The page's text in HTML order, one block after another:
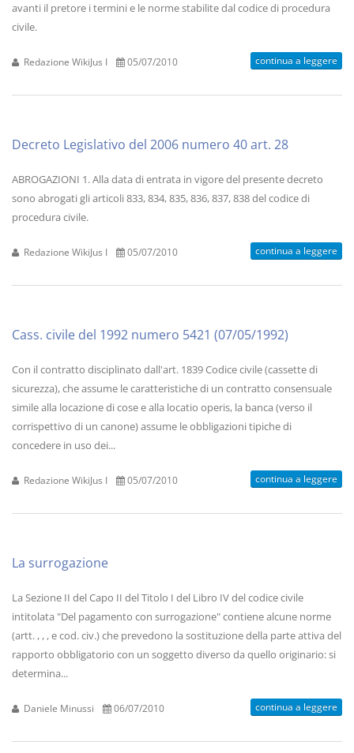
avanti il pretore i termini e le norme stabilite dal codice di procedura
civile.
Redazione WikiJus I 05/07/2010 continua a leggere
Decreto Legislativo del 2006 numero 40 art. 28
ABROGAZIONI 1. Alla data di entrata in vigore del presente decreto
sono abrogati gli articoli 833, 834, 835, 836, 837, 838 del codice di
procedura civile.
Redazione WikiJus I 05/07/2010 continua a leggere
Cass. civile del 1992 numero 5421 (07/05/1992)
Con il contratto disciplinato dall'art. 1839 Codice civile (cassette di
sicurezza), che assume le caratteristiche di un contratto consensuale
simile alla locazione di cose e alla locatio operis, la banca (verso il
corrispettivo di un canone) assume le obbligazioni tipiche di
concedere in uso dei...
Redazione WikiJus I 05/07/2010 continua a leggere
La surrogazione
La Sezione II del Capo II del Titolo I del Libro IV del codice civile
intitolata "Del pagamento con surrogazione" contiene alcune norme
(artt. , , , e cod. civ.) che prevedono la sostituzione della parte attiva del
rapporto obbligatorio con un soggetto diverso da quello originario: si
determina...
Daniele Minussi 06/07/2010 continua a leggere